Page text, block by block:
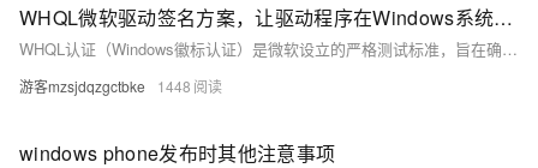
WHQL微软驱动签名方案，让驱动程序在Windows系统流畅运行
WHQL认证（Windows徽标认证）是微软设立的严格测试标准，旨在确保驱动程序的兼容性、稳定性和互通性。本文介绍了三种WHQL微软驱动签名方案：单系统签名、多系统签名和硬件兼容性测试方案，分别满足不同开发商的需求。通过WHQL认证，不仅能消除Windows安装警告，提升用户体验，还能获得“Designed for Windows”徽标授权，入列全球Windows Catalog及HCL产品表，提升品牌权威性和采购优先权。此外，访问微软OCA可获取错误反馈，助力产品质量改进。选择合适的签名方案，让驱动在Windows系统中流畅运行！
游客mzsjdqzgctbke 1448
windows phone发布时其他注意事项